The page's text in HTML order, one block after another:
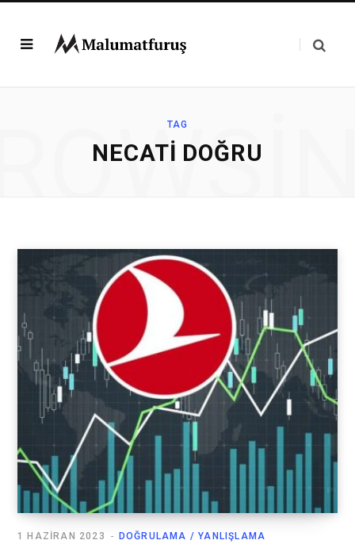
TAG
NECATI DOĞRU
DOĞRULAMA / YANLIŞLAMA
1 HAZIRAN 2023